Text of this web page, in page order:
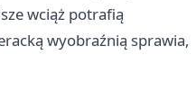
wciąż potrafią
wyobraźnią sprawia,